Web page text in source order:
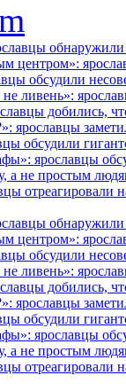
центром»:
обсудили
ливень»:
добились,
ярославцы
обсудили
ярославцы
а не простым
отреагировали
центром»:
обсудили
ливень»:
добились,
ярославцы
обсудили
ярославцы
а не простым
отреагировали